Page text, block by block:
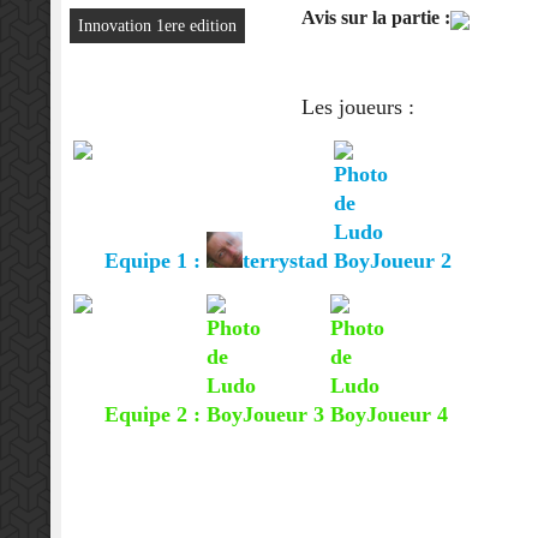
Innovation 1ere edition Avis sur la partie :
Les joueurs :
Equipe 1 : terrystad Joueur 2
Equipe 2 : Joueur 3 Joueur 4